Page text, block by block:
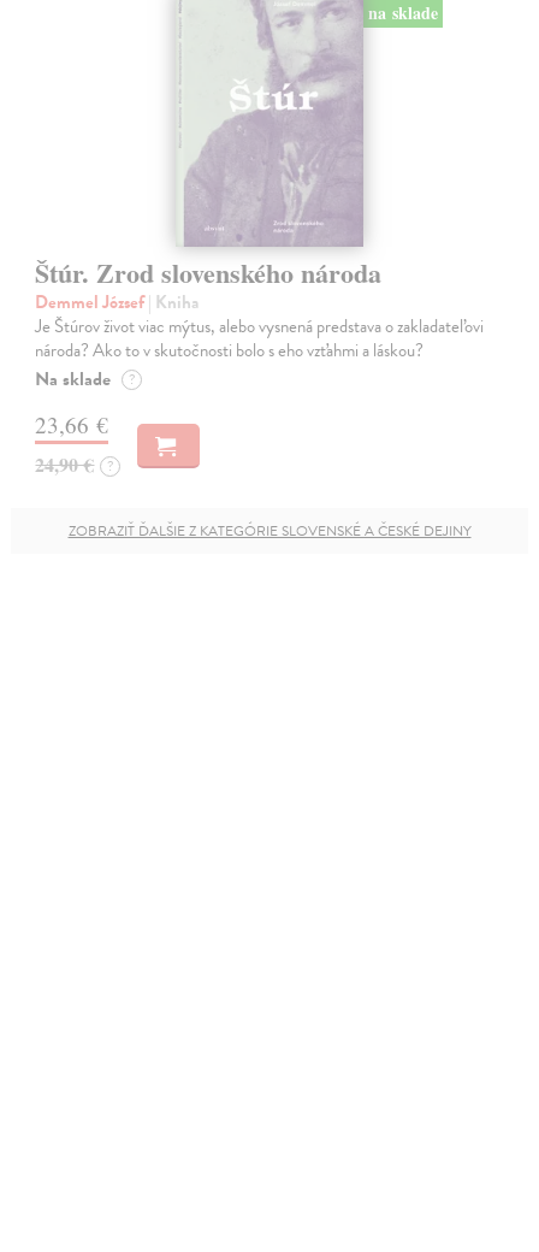
na sklade
Štúr. Zrod slovenského národa
Demmel József| Kniha
Je Štúrov život viac mýtus, alebo vysnená predstava o zakladateľovi
národa? Ako to v skutočnosti bolo s eho vzťahmi a láskou?
Na sklade ?
23,66 €
24,90 € ?
ZOBRAZIŤ ĎALŠIE Z KATEGÓRIE SLOVENSKÉ A ČESKÉ DEJINY